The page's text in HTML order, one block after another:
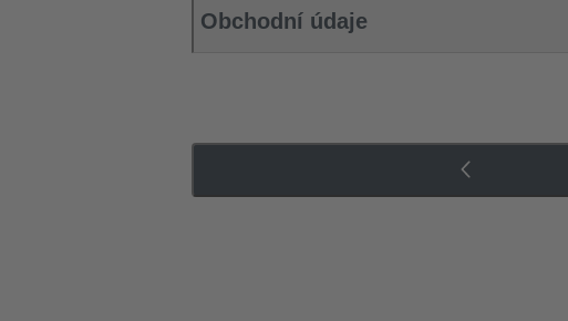
Obchodní údaje